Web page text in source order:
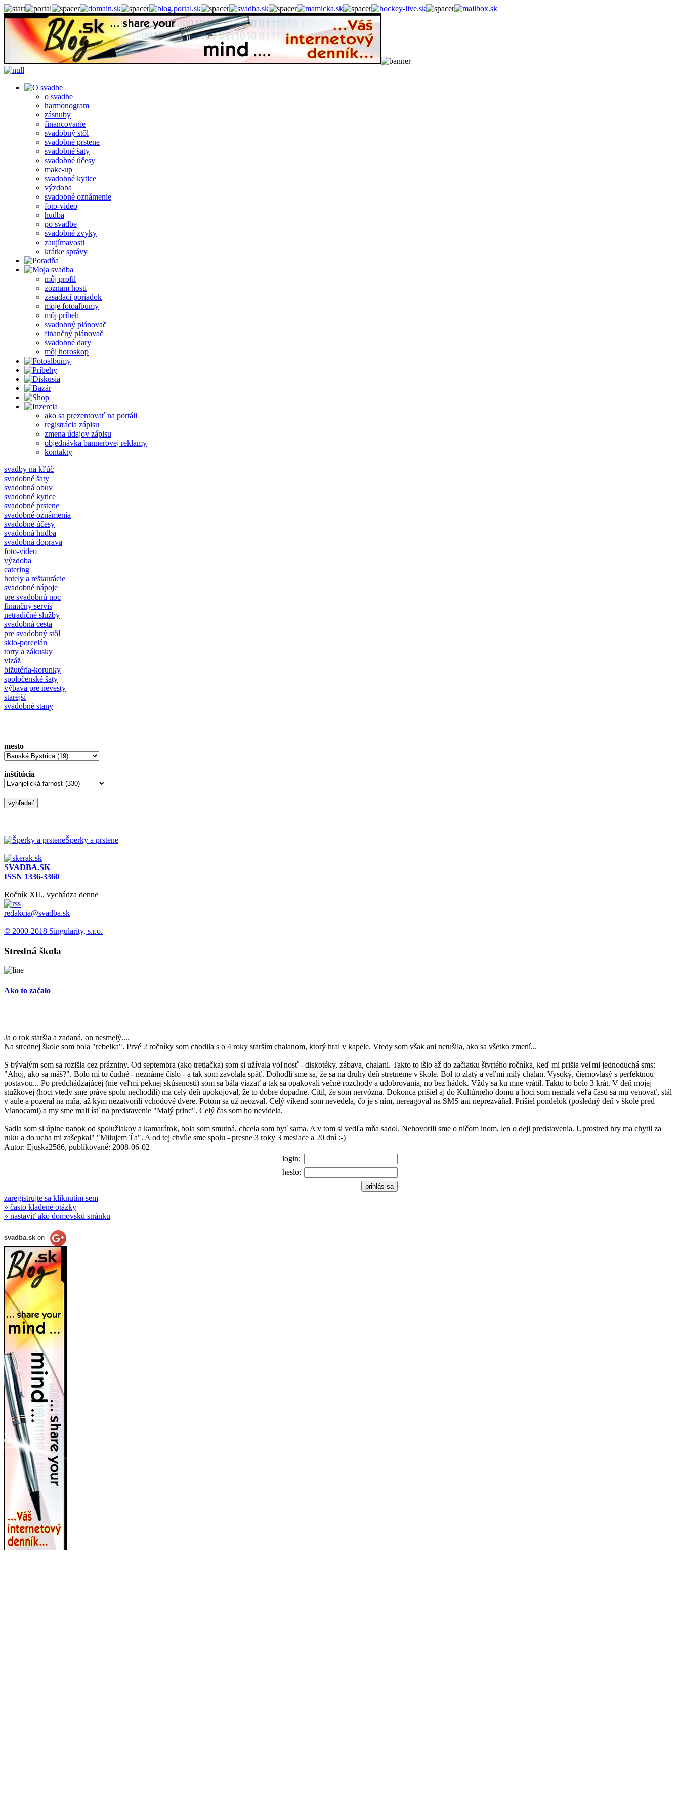
o svadbe
harmonogram
zásnuby
financovanie
svadobný stôl
svadobné prstene
svadobné šaty
svadobné účesy
make-up
svadobné kytice
výzdoba
svadobné oznámenie
foto-video
hudba
po svadbe
svadobné zvyky
zaujímavosti
krátke správy
môj profil
zoznam hostí
zasadací poriadok
moje fotoalbumy
môj príbeh
svadobný plánovač
finančný plánovač
svadobné dary
môj horoskop
ako sa prezentovať na portáli
registrácia zápisu
zmena údajov zápisu
objednávka bannerovej reklamy
kontakty
svadby na kľúč
svadobné šaty
svadobná obuv
svadobné kytice
svadobné prstene
svadobné oznámenia
svadobné účesy
svadobná hudba
svadobná doprava
foto-video
výzdoba
catering
hotely a reštaurácie
svadobné nápoje
pre svadobnú noc
finančný servis
netradičné služby
svadobná cesta
pre svadobný stôl
sklo-porcelán
torty a zákusky
vizáž
bižutéria-korunky
spoločenské šaty
výbava pre nevesty
starejší
svadobné stany
mesto
inštitúcia
Šperky a prstene
SVADBA.SK
ISSN 1336-3360
Ročník XII., vychádza denne
redakcia@svadba.sk
© 2000-2018 Singularity, s.r.o.
Stredná škola
Ako to začalo
Ja o rok staršia a zadaná, on nesmelý....
Na strednej škole som bola "rebelka". Prvé 2 ročníky som chodila s o 4 roky starším chalanom, ktorý hral v kapele. Vtedy som však ani netušila, ako sa všetko zmení...
S bývalým som sa rozišla cez prázniny. Od septembra (ako tretiačka) som si užívala voľnosť - diskotéky, zábava, chalani. Takto to išlo až do začiatku štvrtého ročníka, keď mi prišla veľmi jednoduchá sms:
"Ahoj, ako sa máš?". Bolo mi to čudné - neznáme číslo - a tak som zavolala späť. Dohodli sme sa, že sa na druhý deň stretneme v škole. Bol to zlatý a veľmi milý chalan. Vysoký, čiernovlasý s perfektnou
postavou... Po predchádzajúcej (nie veľmi peknej skúsenosti) som sa bála viazať a tak sa opakovali večné rozchody a udobrovania, no bez hádok. Vždy sa ku mne vrátil. Takto to bolo 3 krát. V deň mojej
stužkovej (hoci vtedy sme práve spolu nechodili) ma celý deň upokojoval, že to dobre dopadne. Cítil, že som nervózna. Dokonca prišiel aj do Kultúrneho domu a hoci som nemala veľa času sa mu venovať, stál
v aule a pozeral na mňa, až kým nezatvorili vchodové dvere. Potom sa už neozval. Celý víkend som nevedela, čo je s ním, nereagoval na SMS ani neprezváňal. Prišiel pondelok (posledný deň v škole pred
Vianocami) a my sme mali ísť na predstavenie "Malý princ". Celý čas som ho nevidela.
Sadla som si úplne nabok od spolužiakov a kamarátok, bola som smutná, chcela som byť sama. A v tom si vedľa mňa sadol. Nehovorili sme o ničom inom, len o deji predstavenia. Uprostred hry ma chytil za
ruku a do ucha mi zašepkal" "Milujem Ťa". A od tej chvíle sme spolu - presne 3 roky 3 mesiace a 20 dní :-)
Autor: Ejuska2586, publikované: 2008-06-02
login:
heslo:
zaregistrujte sa kliknutím sem
» často kladené otázky
» nastaviť ako domovskú stránku
svadba.sk on